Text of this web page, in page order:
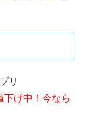
リ
下げ中！今なら